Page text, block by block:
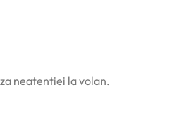
neatentiei la volan.